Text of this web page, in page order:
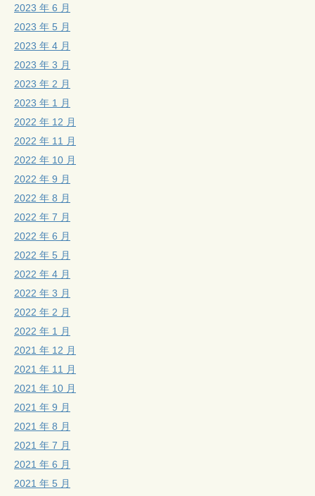
2023 年 6 月
2023 年 5 月
2023 年 4 月
2023 年 3 月
2023 年 2 月
2023 年 1 月
2022 年 12 月
2022 年 11 月
2022 年 10 月
2022 年 9 月
2022 年 8 月
2022 年 7 月
2022 年 6 月
2022 年 5 月
2022 年 4 月
2022 年 3 月
2022 年 2 月
2022 年 1 月
2021 年 12 月
2021 年 11 月
2021 年 10 月
2021 年 9 月
2021 年 8 月
2021 年 7 月
2021 年 6 月
2021 年 5 月